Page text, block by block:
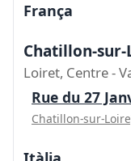
França
Chatillon-
Loiret, Centre -
Rue du 27
Chatillon-sur-